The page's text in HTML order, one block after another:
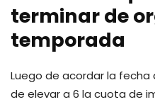
terminar de
temporada
Luego de acordar la
de elevar a 6 la cuota de